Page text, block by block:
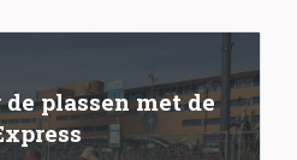
de plassen met de